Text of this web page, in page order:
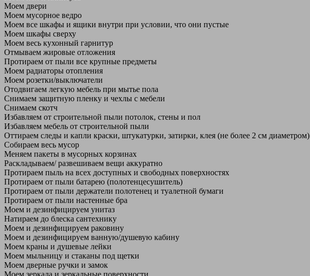
Моем двери
Моем мусорное ведро
Моем все шкафы и ящики внутри при условии, что они пустые
Моем шкафы сверху
Моем весь кухонный гарнитур
Отмываем жировые отложения
Протираем от пыли все крупные предметы
Моем радиаторы отопления
Моем розетки/выключатели
Отодвигаем легкую мебель при мытье пола
Снимаем защитную пленку и чехлы с мебели
Снимаем скотч
Избавляем от строительной пыли потолок, стены и пол
Избавляем мебель от строительной пыли
Оттираем следы и капли краски, штукатурки, затирки, клея (не более 2 см диаметром)
Собираем весь мусор
Меняем пакеты в мусорных корзинах
Раскладываем/ развешиваем вещи аккуратно
Протираем пыль на всех доступных и свободных поверхностях
Протираем от пыли батарею (полотенцесушитель)
Протираем от пыли держатели полотенец и туалетной бумаги
Протираем от пыли настенные бра
Моем и дезинфицируем унитаз
Натираем до блеска сантехнику
Моем и дезинфицируем раковину
Моем и дезинфицируем ванную/душевую кабину
Моем краны и душевые лейки
Моем мыльницу и стаканы под щетки
Моем дверные ручки и замок
Моем зеркала и зеркальные поверхности